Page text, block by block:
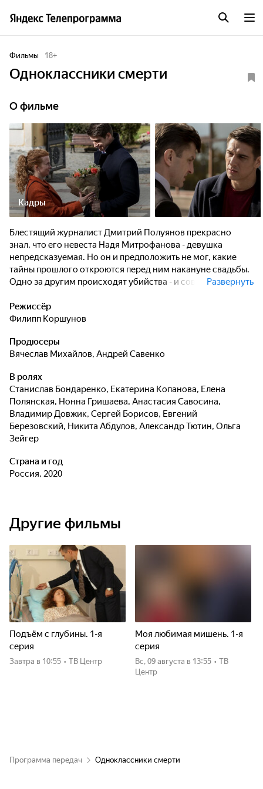
Фильмы 18+
Одноклассники смерти
О фильме
Кадры
Блестящий журналист Дмитрий Полуянов прекрасно
знал, что его невеста Надя Митрофанова - девушка
непредсказуемая. Но он и предположить не мог, какие
тайны прошлого откроются перед ним накануне свадьбы.
Одно за другим происходят убийства - и совершенно
Развернуть
Режиссёр
Филипп Коршунов
Продюсеры
Вячеслав Михайлов, Андрей Савенко
В ролях
Станислав Бондаренко, Екатерина Копанова, Елена
Полянская, Нонна Гришаева, Анастасия Савосина,
Владимир Довжик, Сергей Борисов, Евгений
Березовский, Никита Абдулов, Александр Тютин, Ольга
Зейгер
Страна и год
Россия, 2020
Другие фильмы
Подъём с глубины. 1-я
серия
Завтра в 10:55 • ТВ Центр
Моя любимая мишень. 1-я
серия
вс, 09 августа в 13:55 • ТВ
Центр
Программа передач Одноклассники смерти